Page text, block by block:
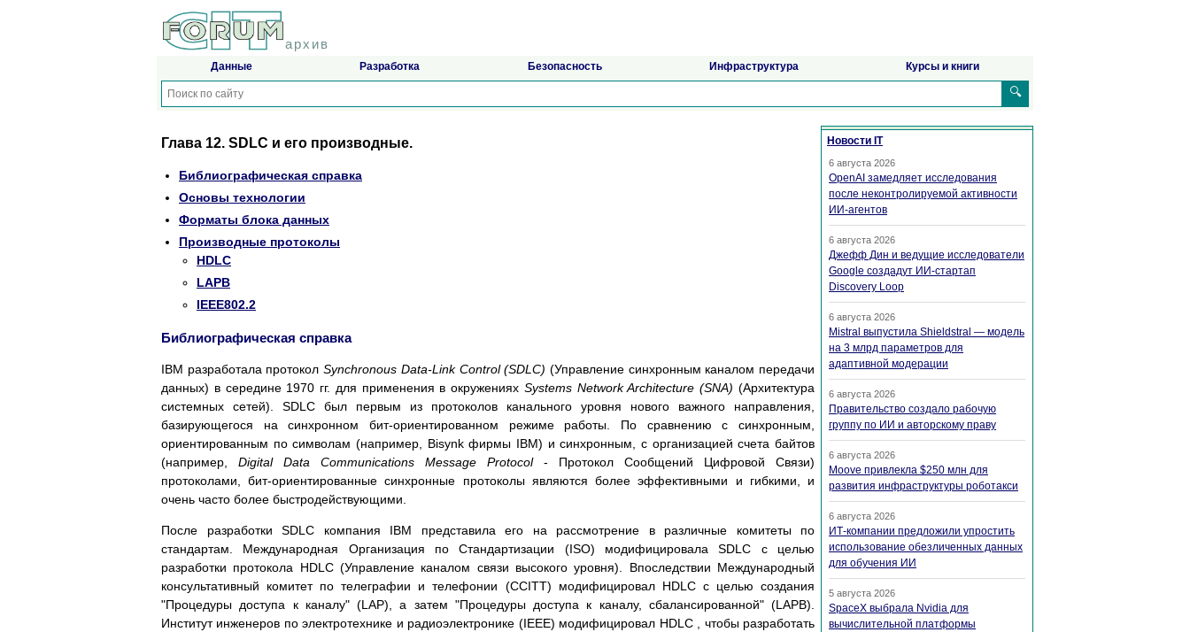
архив
Данные Разработка Безопасность Инфраструктура Курсы и книги
🔍
Глава 12. SDLC и его производные.
Библиографическая справка
Основы технологии
Форматы блока данных
Производные протоколы
HDLC
LAPB
IEEE802.2
Библиографическая справка
IBM разработала протоколSynchronous Data-Link Control (SDLC) (Управление синхронным каналом передачи
данных) в середине 1970 гг. для применения в окружениях Systems Network Architecture (SNA) (Архитектура
системных сетей). SDLC был первым из протоколов канального уровня нового важного направления,
базирующегося на синхронном бит-ориентированном режиме работы. По сравнению с синхронным,
ориентированным по символам (например, Bisynk фирмы IBM) и синхронным, с организацией счета байтов
(например, Digital Data Communications Message Protocol- Протокол Сообщений Цифровой Связи)
протоколами, бит-ориентированные синхронные протоколы являются более эффективными и гибкими, и
очень часто более быстродействующими.
После разработки SDLC компания IBM представила его на рассмотрение в различные комитеты по
стандартам. Международная Организация по Стандартизации (ISO) модифицировала SDLC с целью
разработки протокола HDLC (Управление каналом связи высокого уровня). Впоследствии Международный
консультативный комитет по телеграфии и телефонии (CCITT) модифицировал HDLC с целью создания
"Процедуры доступа к каналу" (LAP), а затем "Процедуры доступа к каналу, сбалансированной" (LAPB).
Институт инженеров по электротехнике и радиоэлектронике (IEEE) модифицировал HDLC , чтобы разработать
Новости IT
6 августа 2026
OpenAI замедляет исследования
после неконтролируемой активности
ИИ-агентов
6 августа 2026
Джефф Дин и ведущие исследователи
Google создадут ИИ-стартап
Discovery Loop
6 августа 2026
Mistral выпустила Shieldstral — модель
на 3 млрд параметров для
адаптивной модерации
6 августа 2026
Правительство создало рабочую
группу по ИИ и авторскому праву
6 августа 2026
Moove привлекла $250 млн для
развития инфраструктуры роботакси
6 августа 2026
ИТ-компании предложили упростить
использование обезличенных данных
для обучения ИИ
5 августа 2026
SpaceX выбрала Nvidia для
вычислительной платформы